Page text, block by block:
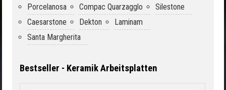
Porcelanosa Compac Quarzagglo
Silestone
Caesarstone
Dekton
Laminam
Santa Margherita
Bestseller - Keramik Arbeitsplatten